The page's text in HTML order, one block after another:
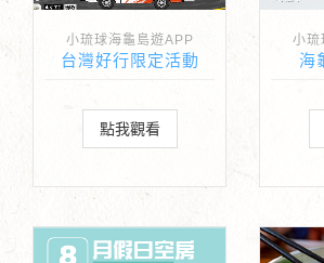
小琉球海龜島遊APP
台灣好行限定活動
點我觀看
小琉
海